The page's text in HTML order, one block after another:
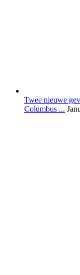
Twee nieuwe
Columbus ...